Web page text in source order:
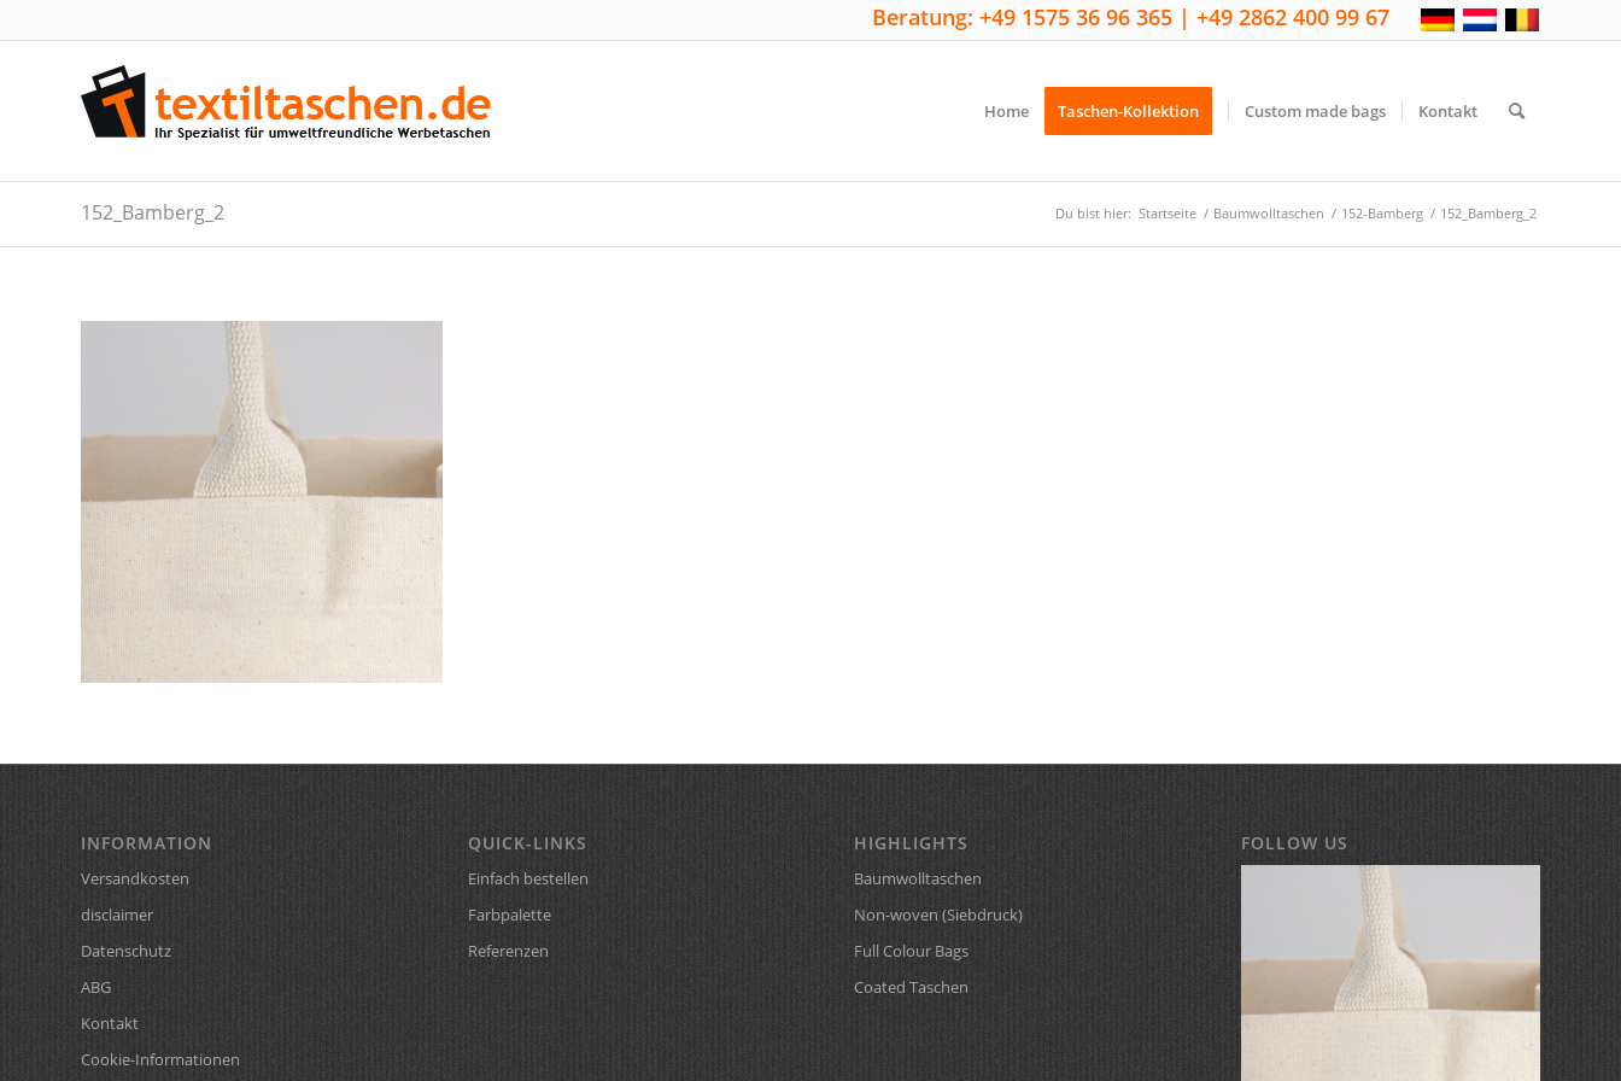
Beratung: +49 1575 36 96 365 | +49 2862 400 99 67
Home Taschen-Kollektion Custom made bags Kontakt
152_Bamberg_2 Du bist hier: Startseite / Baumwolltaschen / 152-Bamberg / 152_Bamberg_2
INFORMATION
Versandkosten
disclaimer
Datenschutz
ABG
Kontakt
Cookie-Informationen
QUICK-LINKS
Einfach bestellen
Farbpalette
Referenzen
HIGHLIGHTS
Baumwolltaschen
Non-woven (Siebdruck)
Full Colour Bags
Coated Taschen
FOLLOW US